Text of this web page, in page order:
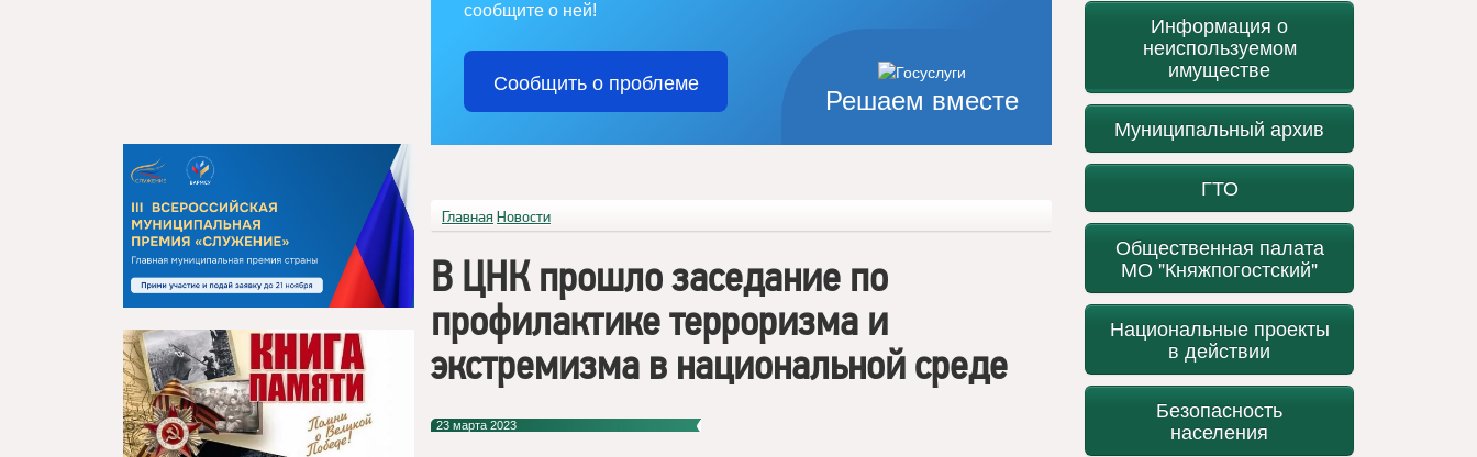
Решаем вместе
сообщите о ней!
Сообщить о проблеме
Главная Новости
В ЦНК прошло заседание по
профилактике терроризма и
экстремизма в национальной среде
23 марта 2023
Информация о
неиспользуемом
имуществе
Муниципальный архив
ГТО
Общественная палата
МО "Княжпогостский"
Национальные проекты
в действии
Безопасность
населения